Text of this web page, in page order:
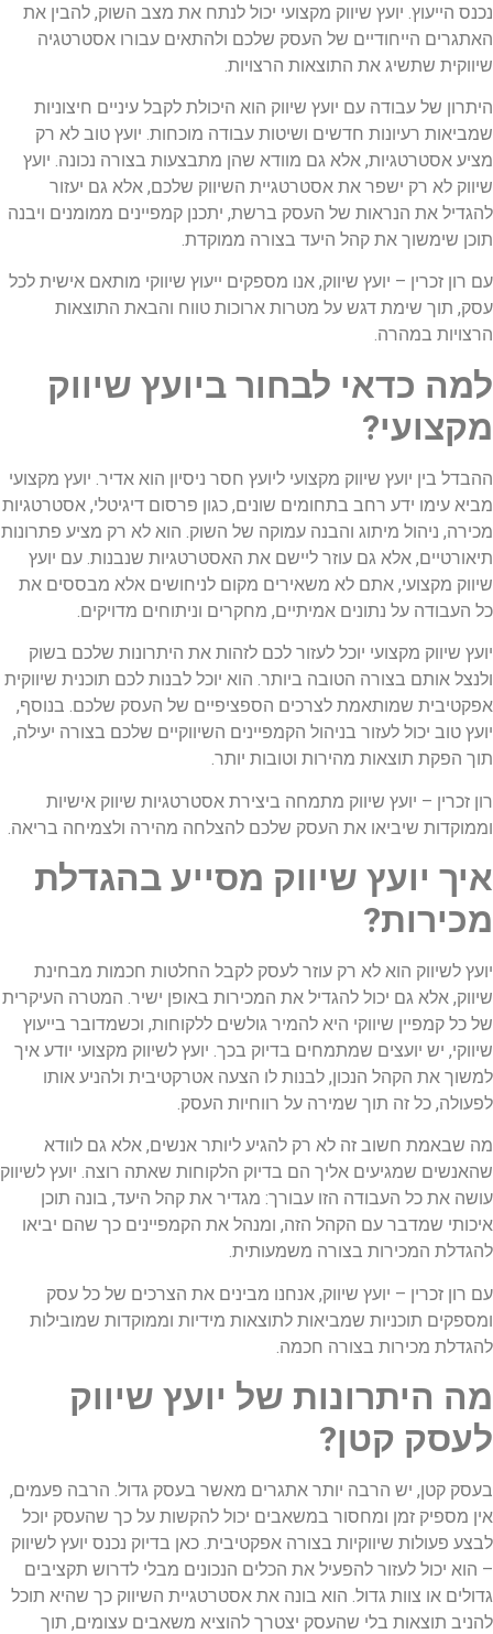
נכנס הייעוץ. יועץ שיווק מקצועי יכול לנתח את מצב השוק, להבין את
האתגרים הייחודיים של העסק שלכם ולהתאים עבורו אסטרטגיה
שיווקית שתשיג את התוצאות הרצויות.
היתרון של עבודה עם יועץ שיווק הוא היכולת לקבל עיניים חיצוניות
שמביאות רעיונות חדשים ושיטות עבודה מוכחות. יועץ טוב לא רק
מציע אסטרטגיות, אלא גם מוודא שהן מתבצעות בצורה נכונה. יועץ
שיווק לא רק ישפר את אסטרטגיית השיווק שלכם, אלא גם יעזור
להגדיל את הנראות של העסק ברשת, יתכנן קמפיינים ממומנים ויבנה
תוכן שימשוך את קהל היעד בצורה ממוקדת.
עם רון זכרין – יועץ שיווק, אנו מספקים ייעוץ שיווקי מותאם אישית לכל
עסק, תוך שימת דגש על מטרות ארוכות טווח והבאת התוצאות
הרצויות במהרה.
למה כדאי לבחור ביועץ שיווק
מקצועי?
ההבדל בין יועץ שיווק מקצועי ליועץ חסר ניסיון הוא אדיר. יועץ מקצועי
מביא עימו ידע רחב בתחומים שונים, כגון פרסום דיגיטלי, אסטרטגיות
מכירה, ניהול מיתוג והבנה עמוקה של השוק. הוא לא רק מציע פתרונות
תיאורטיים, אלא גם עוזר ליישם את האסטרטגיות שנבנות. עם יועץ
שיווק מקצועי, אתם לא משאירים מקום לניחושים אלא מבססים את
כל העבודה על נתונים אמיתיים, מחקרים וניתוחים מדויקים.
יועץ שיווק מקצועי יוכל לעזור לכם לזהות את היתרונות שלכם בשוק
ולנצל אותם בצורה הטובה ביותר. הוא יוכל לבנות לכם תוכנית שיווקית
אפקטיבית שמותאמת לצרכים הספציפיים של העסק שלכם. בנוסף,
יועץ טוב יכול לעזור בניהול הקמפיינים השיווקיים שלכם בצורה יעילה,
תוך הפקת תוצאות מהירות וטובות יותר.
רון זכרין – יועץ שיווק מתמחה ביצירת אסטרטגיות שיווק אישיות
וממוקדות שיביאו את העסק שלכם להצלחה מהירה ולצמיחה בריאה.
איך יועץ שיווק מסייע בהגדלת
מכירות?
יועץ לשיווק הוא לא רק עוזר לעסק לקבל החלטות חכמות מבחינת
שיווק, אלא גם יכול להגדיל את המכירות באופן ישיר. המטרה העיקרית
של כל קמפיין שיווקי היא להמיר גולשים ללקוחות, וכשמדובר בייעוץ
שיווקי, יש יועצים שמתמחים בדיוק בכך. יועץ לשיווק מקצועי יודע איך
למשוך את הקהל הנכון, לבנות לו הצעה אטרקטיבית ולהניע אותו
לפעולה, כל זה תוך שמירה על רווחיות העסק.
מה שבאמת חשוב זה לא רק להגיע ליותר אנשים, אלא גם לוודא
שהאנשים שמגיעים אליך הם בדיוק הלקוחות שאתה רוצה. יועץ לשיווק
עושה את כל העבודה הזו עבורך: מגדיר את קהל היעד, בונה תוכן
איכותי שמדבר עם הקהל הזה, ומנהל את הקמפיינים כך שהם יביאו
להגדלת המכירות בצורה משמעותית.
עם רון זכרין – יועץ שיווק, אנחנו מבינים את הצרכים של כל עסק
ומספקים תוכניות שמביאות לתוצאות מידיות וממוקדות שמובילות
להגדלת מכירות בצורה חכמה.
מה היתרונות של יועץ שיווק
לעסק קטן?
בעסק קטן, יש הרבה יותר אתגרים מאשר בעסק גדול. הרבה פעמים,
אין מספיק זמן ומחסור במשאבים יכול להקשות על כך שהעסק יוכל
לבצע פעולות שיווקיות בצורה אפקטיבית. כאן בדיוק נכנס יועץ לשיווק
– הוא יכול לעזור להפעיל את הכלים הנכונים מבלי לדרוש תקציבים
גדולים או צוות גדול. הוא בונה את אסטרטגיית השיווק כך שהיא תוכל
להניב תוצאות בלי שהעסק יצטרך להוציא משאבים עצומים, תוך